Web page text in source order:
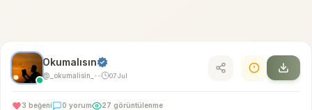
Okumalısın
@_okumalisin_ • • 07 Jul
3 beğeni 0 yorum 27 görüntülenme